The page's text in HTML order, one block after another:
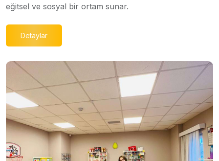
eğitsel ve sosyal bir ortam sunar.
Detaylar